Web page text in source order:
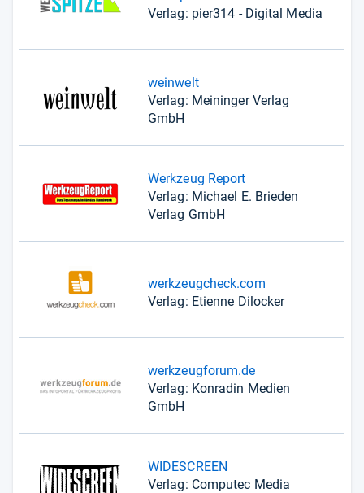
Verlag: pier314 - Digital Media
weinwelt
Verlag: Meininger Verlag
GmbH
Werkzeug Report
Verlag: Michael E. Brieden
Verlag GmbH
werkzeugcheck.com
Verlag: Etienne Dilocker
werkzeugforum.de
Verlag: Konradin Medien
GmbH
WIDESCREEN
Verlag: Computec Media